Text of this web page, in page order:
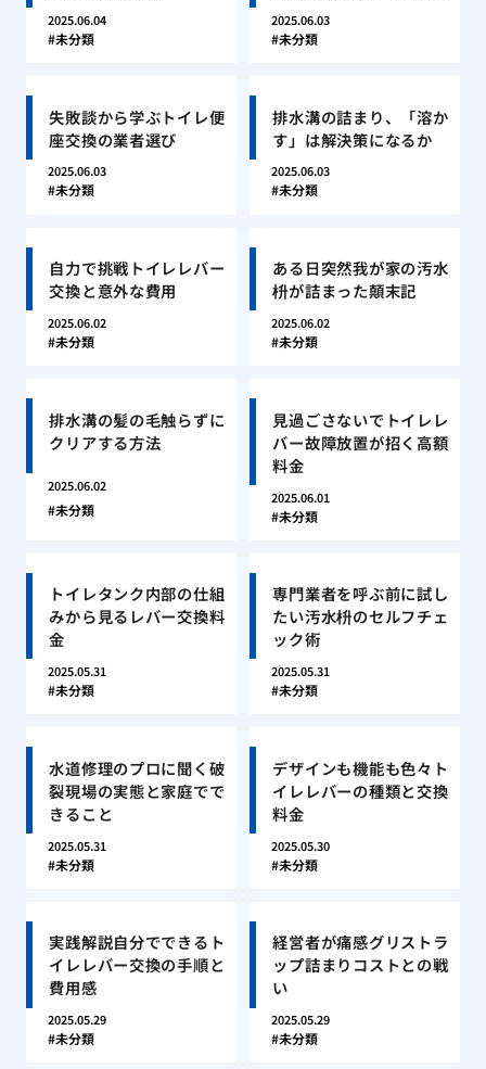
2025.06.04
未分類
2025.06.03
未分類
失敗談から学ぶトイレ便
座交換の業者選び
2025.06.03
未分類
排水溝の詰まり、「溶か
す」は解決策になるか
2025.06.03
未分類
自力で挑戦トイレレバー
交換と意外な費用
2025.06.02
未分類
ある日突然我が家の汚水
枡が詰まった顛末記
2025.06.02
未分類
排水溝の髪の毛触らずに
クリアする方法
2025.06.02
未分類
見過ごさないでトイレレ
バー故障放置が招く高額
料金
2025.06.01
未分類
トイレタンク内部の仕組
みから見るレバー交換料
金
2025.05.31
未分類
専門業者を呼ぶ前に試し
たい汚水枡のセルフチェ
ック術
2025.05.31
未分類
水道修理のプロに聞く破
裂現場の実態と家庭でで
きること
2025.05.31
未分類
デザインも機能も色々ト
イレレバーの種類と交換
料金
2025.05.30
未分類
実践解説自分でできるト
イレレバー交換の手順と
費用感
2025.05.29
未分類
経営者が痛感グリストラ
ップ詰まりコストとの戦
い
2025.05.29
未分類